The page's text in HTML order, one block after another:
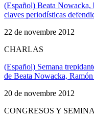
(Español) Beata Nowacka,
claves periodísticas
22 de novembre 2012
CHARLAS
(Español) Semana
de Beata Nowacka,
20 de novembre 2012
CONGRESOS Y